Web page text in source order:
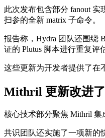
此次发布包含部分 fanout
扫参的全新 matrix 子命令。
报告称，Hydra 团队还围绕
证的 Plutus 脚本进行重复评
这些更新为开发者提供了在
Mithril 更新改进
核心技术部分聚焦 Mithril 集
共识团队还实施了一项新的